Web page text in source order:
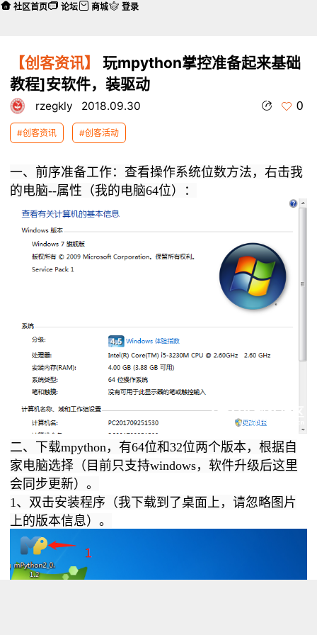
【创客资讯】
玩mpython掌控准备起来基础
教程]安软件，装驱动
rzegkly 2018.09.30 0
#创客资讯 #创客活动
本帖最后由 rzegkly 于 2018-10-18 19:11 编辑
一、前序准备工作：查看操作系统位数方法，右击我
的电脑--属性（我的电脑64位）：
二、下载mpython，有64位和32位两个版本，根据自
家电脑选择（目前只支持windows，软件升级后这里
会同步更新）。
1、双击安装程序（我下载到了桌面上，请忽略图片
上的版本信息）。
社区首页 论坛 商城 登录